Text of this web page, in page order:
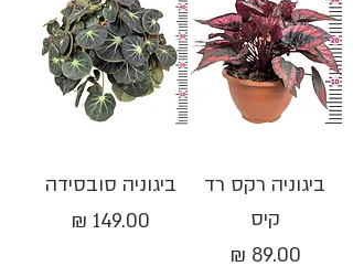
ביגוניה רקס רד
קיס
מחיר
ביגוניה סובסידה
מחיר